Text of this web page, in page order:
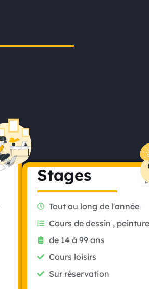
Stages
Tout au long de l'année
Cours de dessin ,
de 14 à 99 ans
Cours loisirs
Sur réservation